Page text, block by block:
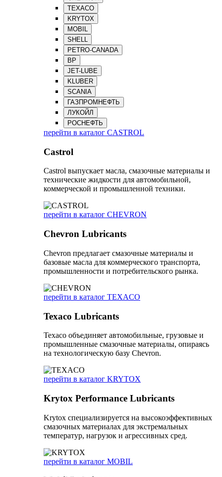
TEXACO
KRYTOX
MOBIL
SHELL
PETRO-CANADA
BP
JET-LUBE
KLUBER
SCANIA
ГАЗПРОМНЕФТЬ
ЛУКОЙЛ
РОСНЕФТЬ
перейти в каталог CASTROL
Castrol
Castrol выпускает масла, смазочные материалы и
технические жидкости для автомобильной,
коммерческой и промышленной техники.
перейти в каталог CHEVRON
Chevron Lubricants
Chevron предлагает смазочные материалы и
базовые масла для коммерческого транспорта,
промышленности и потребительского рынка.
перейти в каталог TEXACO
Texaco Lubricants
Texaco объединяет автомобильные, грузовые и
промышленные смазочные материалы, опираясь
на технологическую базу Chevron.
перейти в каталог KRYTOX
Krytox Performance Lubricants
Krytox специализируется на высокоэффективных
смазочных материалах для экстремальных
температур, нагрузок и агрессивных сред.
перейти в каталог MOBIL